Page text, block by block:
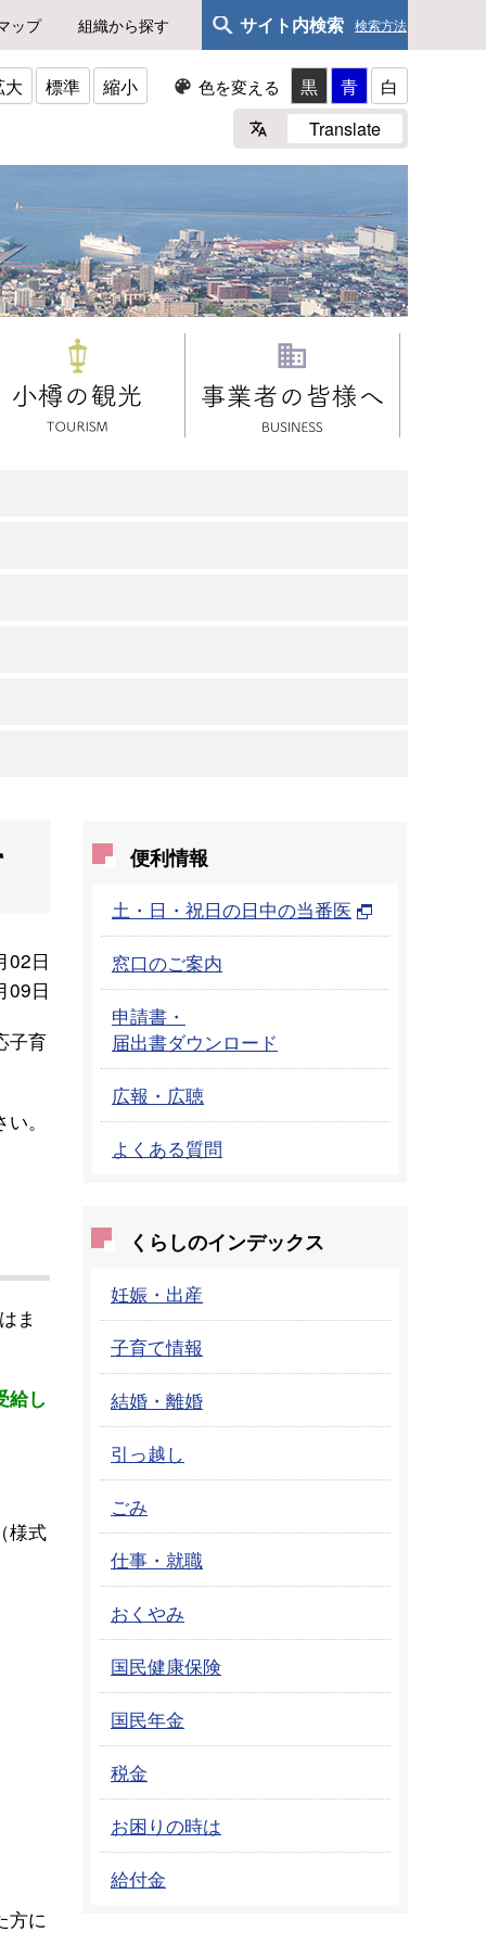
ップ 組織から探す サイト内検索 検索方法
大 標準 縮小 色を変える 黒 青
白
Translate
02日
09日
子育
。
ま
給し
様式
方に
便利情報
土・日・祝日の日中の当番医
窓口のご案内
申請書・
届出書ダウンロード
広報・広聴
よくある質問
くらしのインデックス
妊娠・出産
子育て情報
結婚・離婚
引っ越し
ごみ
仕事・就職
おくやみ
国民健康保険
国民年金
税金
お困りの時は
給付金